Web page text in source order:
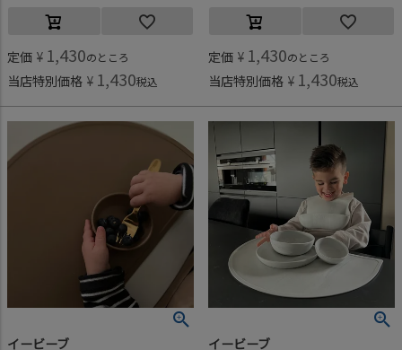
定価 ¥ 1,430のところ
当店特別価格 ¥ 1,430税込
定価 ¥ 1,430のところ
当店特別価格 ¥ 1,430税込
イービーブ イービーブ